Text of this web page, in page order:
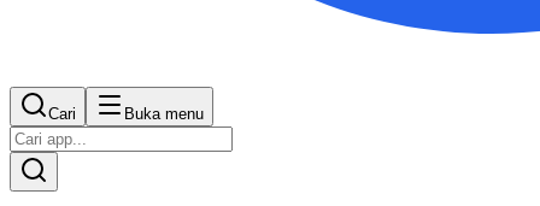
Cari Buka menu